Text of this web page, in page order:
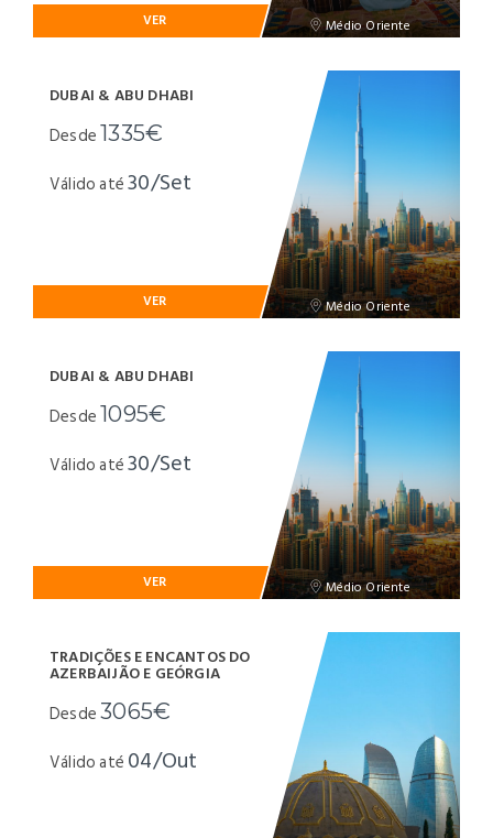
Médio Oriente
VER
Médio Oriente
DUBAI & ABU DHABI
Desde1335€
Válido até30/Set
VER
Médio Oriente
DUBAI & ABU DHABI
Desde1095€
Válido até30/Set
VER
TRADIÇÕES E ENCANTOS DO
AZERBAIJÃO E GEÓRGIA
Desde3065€
Válido até 04/Out